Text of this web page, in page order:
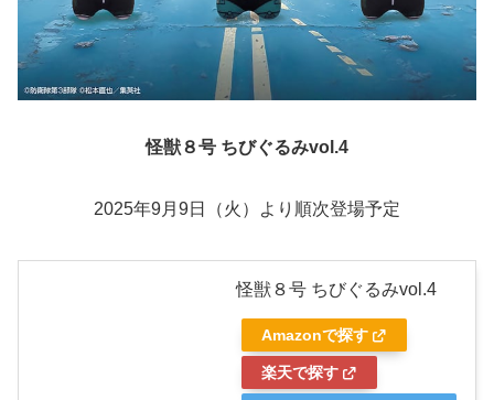
怪獣８号 ちびぐるみvol.4
2025年9月9日（火）より順次登場予定
怪獣８号 ちびぐるみvol.4
Amazonで探す
楽天で探す